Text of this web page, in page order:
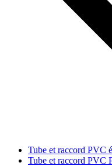
Tube et raccord PVC
Tube et raccord PVC